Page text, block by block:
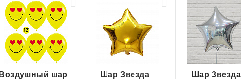
Воздушный шар
Шар Звезда
Шар Звезда